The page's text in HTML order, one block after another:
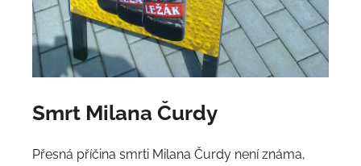
Smrt Milana Čurdy
Přesná příčina smrti Milana Čurdy není známa,